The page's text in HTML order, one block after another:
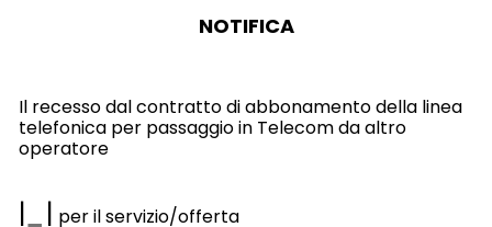
NOTIFICA
Il recessodal contratto di abbonamento della linea
telefonica per passaggio in Telecom da altro
operatore
| | per il servizio/offerta